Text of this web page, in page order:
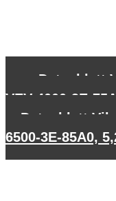
Datenblatt
VEV 4000-3E-
Datenblatt
6500-3E-85A0,